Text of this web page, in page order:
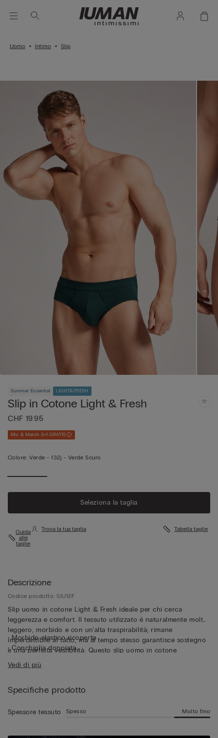
Uomo Intimo Slip
Summer Essential LIGHT&FRESH
Slip in Cotone Light & Fresh
CHF 19.95
Mix & Match 3+1 GRATIS
Colore: Verde -132j - Verde Scuro
Seleziona la taglia
Guida
alle
taglie
Trova la tua taglia Tabella taglie
Descrizione
Codice prodotto: SIU12F
Slip uomo in cotone Light & Fresh ideale per chi cerca
leggerezza e comfort. Il tessuto utilizzato è naturalmente molto
leggero, morbido e con un'alta traspirabilità; rimane
impercettibile al tatto, ma al tempo stesso garantisce sostegno
e una perfetta vestibilità. Questo slip uomo in cotone
leggermente elasticizzato offre una sensazione di freschezza
duratura grazie alle proprietà traspiranti del tessuto,
giornate più calde.
• Morbido elastico ricoperto
• Conchiglia doppiata
• Il modello è alto 185 cm e indossa la taglia L
Vedi di più
Specifiche prodotto
Spessore tessuto Spesso Molto fino